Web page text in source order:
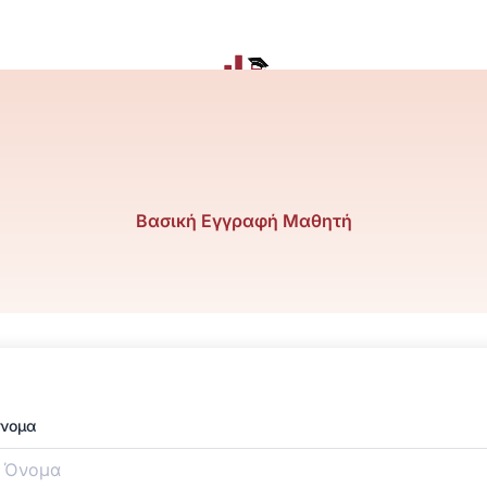
Βασική Εγγραφή Μαθητή